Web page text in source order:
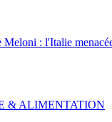
Meloni : l'Italie
& ALIMENTATION